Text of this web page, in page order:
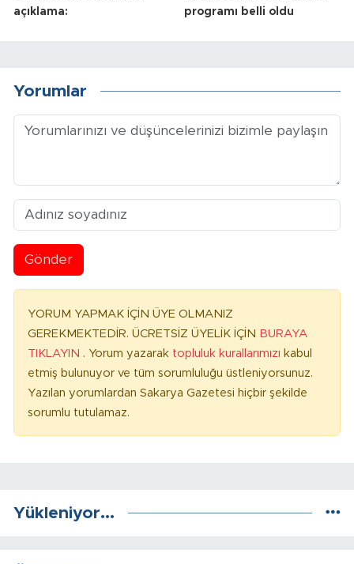
açıklama:
programı belli oldu
Yorumlar
Gönder
YORUM YAPMAK İÇİN ÜYE OLMANIZ
GEREKMEKTEDİR. ÜCRETSİZ ÜYELİK İÇİN BURAYA
TIKLAYIN . Yorum yazarak topluluk kurallarımızı kabul
etmiş bulunuyor ve tüm sorumluluğu üstleniyorsunuz.
Yazılan yorumlardan Sakarya Gazetesi hiçbir şekilde
sorumlu tutulamaz.
Yükleniyor...